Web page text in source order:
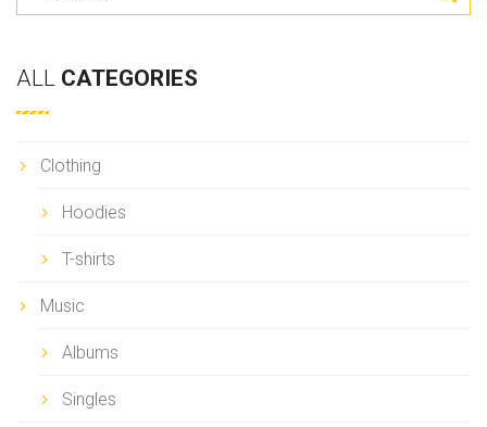
e
r
c
h
ALL CATEGORIES
Clothing
Hoodies
T-shirts
Music
Albums
Singles